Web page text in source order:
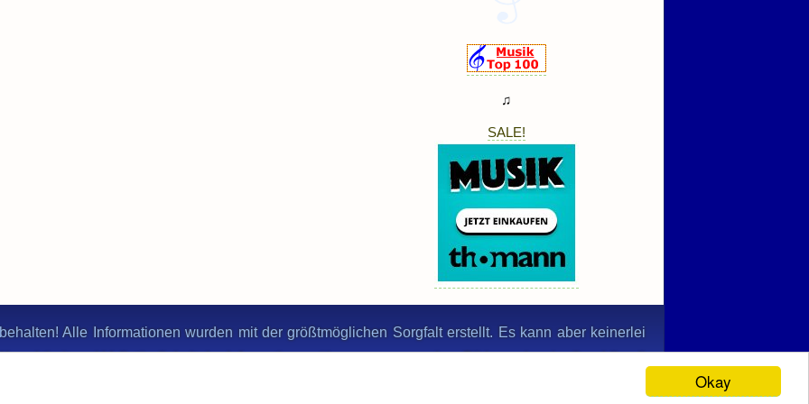
Okay
♫
SALE!
Alle Informationen wurden mit der größtmöglichen Sorgfalt erstellt. Es kann aber keinerlei
und Vollständigkeit der Informationen übernommen werden. Bildernachweis: © nabihaali